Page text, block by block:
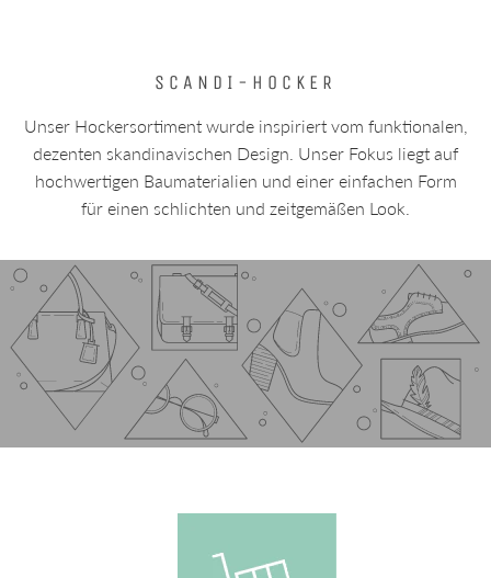
SCANDI-HOCKER
Unser Hockersortiment wurde inspiriert vom funktionalen,
dezenten skandinavischen Design. Unser Fokus liegt auf
hochwertigen Baumaterialien und einer einfachen Form
für einen schlichten und zeitgemäßen Look.